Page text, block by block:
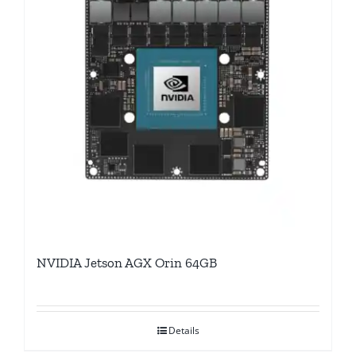
NVIDIA Jetson AGX Orin 64GB
Details